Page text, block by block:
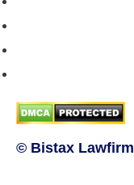
© Bistax Lawfirm